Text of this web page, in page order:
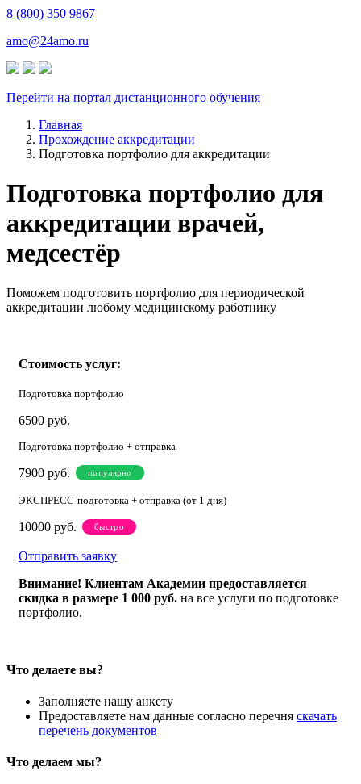
8 (800) 350 9867
amo@24amo.ru
Перейти на портал дистанционного обучения
Главная
Прохождение аккредитации
Подготовка портфолио для аккредитации
Подготовка портфолио для
аккредитации врачей,
медсестёр
Поможем подготовить портфолио для периодической
аккредитации любому медицинскому работнику
Стоимость услуг:
Подготовка портфолио
6500 руб.
Подготовка портфолио + отправка
7900 руб. популярно
ЭКСПРЕСС-подготовка + отправка (от 1 дня)
10000 руб. быстро
Отправить заявку
Внимание! Клиентам Академии предоставляется
скидка в размере 1 000 руб. на все услуги по подготовке
портфолио.
Что делаете вы?
Заполняете нашу анкету
Предоставляете нам данные согласно перечня скачать
перечень документов
Что делаем мы?